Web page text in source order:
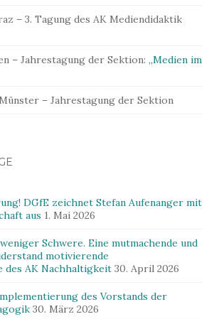
– 3. Tagung des AK Mediendidaktik
– Jahrestagung der Sektion: „Medien im
Münster – Jahrestagung der Sektion
DGfE zeichnet Stefan Aufenanger mit
aus 1. Mai 2026
Schwere. Eine mutmachende und
motivierende
des AK Nachhaltigkeit 30. April 2026
des Vorstands der
30. März 2026